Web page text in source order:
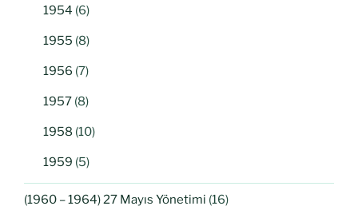
1954 (6)
1955 (8)
1956 (7)
1957 (8)
1958 (10)
1959 (5)
(1960 – 1964) 27 Mayıs Yönetimi (16)